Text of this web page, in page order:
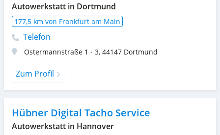
Autowerkstatt in Dortmund
177,5 km von Frankfurt am Main
Telefon
Ostermannstraße 1 - 3, 44147 Dortmund
Zum Profil
Hübner Digital Tacho Service
Autowerkstatt in Hannover